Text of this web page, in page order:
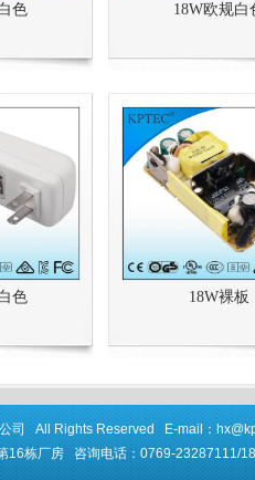
色 18W欧规白
色 18W裸板
司 All Rights Reserved E-mail：
16栋厂房 咨询电话：0769-